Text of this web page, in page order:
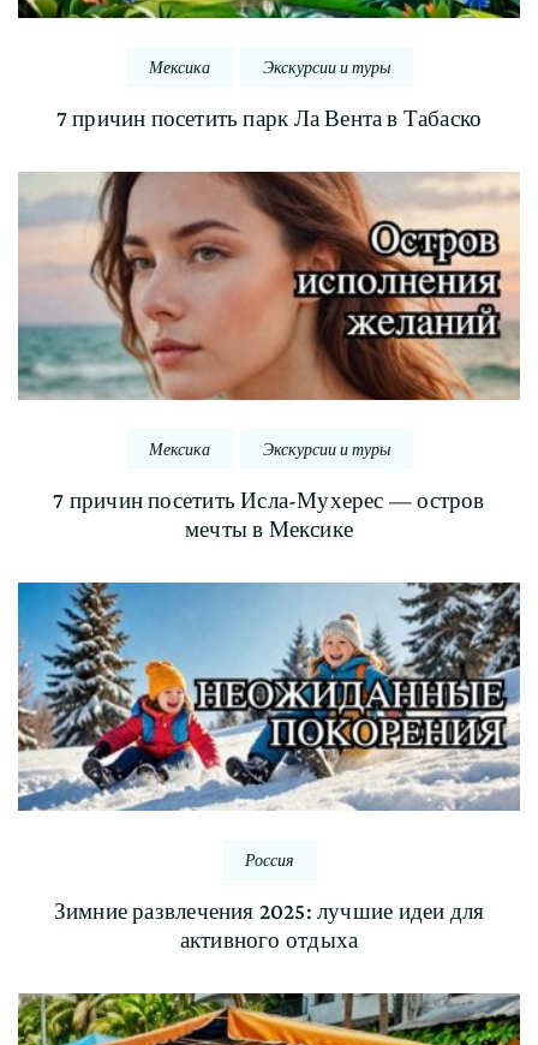
Мексика Экскурсии и туры
7 причин посетить парк Ла Вента в Табаско
Мексика Экскурсии и туры
7 причин посетить Исла-Мухерес — остров
мечты в Мексике
Россия
Зимние развлечения 2025: лучшие идеи для
активного отдыха